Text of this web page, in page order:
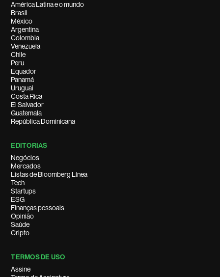
América Latina e o mundo
Brasil
México
Argentina
Colombia
Venezuela
Chile
Peru
Equador
Panamá
Uruguai
Costa Rica
El Salvador
Guatemala
República Dominicana
EDITORIAS
Negócios
Mercados
Listas de Bloomberg Línea
Tech
Startups
ESG
Finanças pessoais
Opinião
Saúde
Cripto
TERMOS DE USO
Assine